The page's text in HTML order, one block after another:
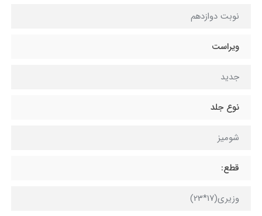
نوبت دوازدهم
ویراست
جدید
نوع جلد
شومیز
قطع:
وزیری(17*23)